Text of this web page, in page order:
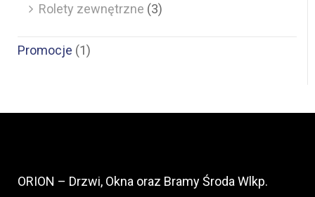
Rolety zewnętrzne (3)
Promocje (1)
ORION – Drzwi, Okna oraz Bramy Środa Wlkp.